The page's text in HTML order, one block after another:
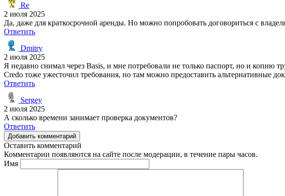
Re
2 июля 2025
Да, даже для краткосрочной аренды. Но можно попробовать договориться с
Ответить
Dmitry
2 июля 2025
Я недавно снимал через Basis, и мне потребовали не только паспорт, но и копию
Credo тоже ужесточил требования, но там можно предоставить альтернативные
Ответить
Sergey
2 июля 2025
А сколько времени занимает проверка документов?
Ответить
Добавить комментарий
Оставить комментарий
Комментарии появляются на сайте после модерации, в течение пары часов.
Имя